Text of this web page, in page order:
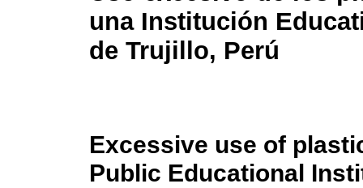
una Institución
de Trujillo, Perú
Excessive use of
Public Educational